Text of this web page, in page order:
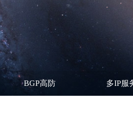
BGP高防 多IP服